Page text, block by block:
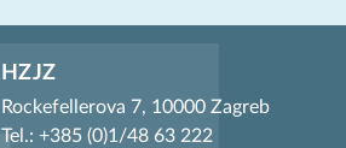
HZJZ
Rockefellerova 7, 10000 Zagreb
Tel.: +385 (0)1/48 63 222